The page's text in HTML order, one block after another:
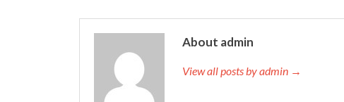
About admin
View all posts by admin →